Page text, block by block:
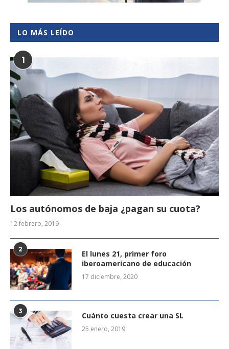
LO MÁS LEÍDO
1
Los autónomos de baja ¿pagan su cuota?
12 febrero, 2019
2
El lunes 21, primer foro
iberoamericano de educación
17 diciembre, 2020
3 Cuánto cuesta crear una SL
25 enero, 2019